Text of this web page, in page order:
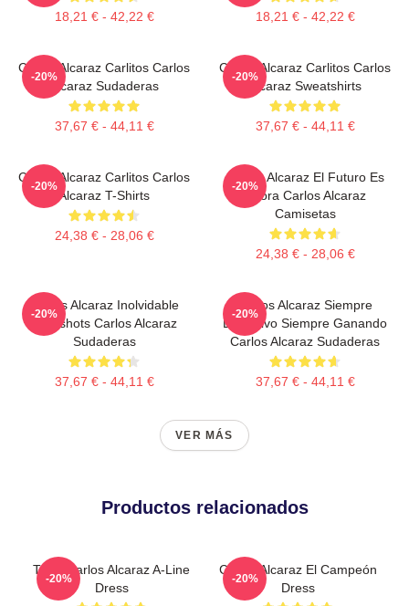
18,21 € - 42,22 € 18,21 € - 42,22 €
Carlos Alcaraz Carlitos Carlos
Alcaraz Sudaderas
37,67 € - 44,11 €
-20%
Carlos Alcaraz Carlitos Carlos
Alcaraz Sweatshirts
37,67 € - 44,11 €
-20%
Carlos Alcaraz Carlitos Carlos
Alcaraz T-Shirts
24,38 € - 28,06 €
-20%
Carlos Alcaraz El Futuro Es
Ahora Carlos Alcaraz
Camisetas
24,38 € - 28,06 €
-20%
Carlos Alcaraz Inolvidable
Dropshots Carlos Alcaraz
Sudaderas
37,67 € - 44,11 €
-20%
Carlos Alcaraz Siempre
Explosivo Siempre Ganando
Carlos Alcaraz Sudaderas
37,67 € - 44,11 €
-20%
VER MÁS
Productos relacionados
Tenis Carlos Alcaraz A-Line
Dress
-20%
Carlos Alcaraz El Campeón
Dress
-20%